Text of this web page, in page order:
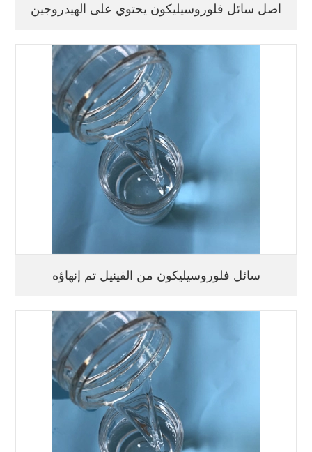
اصل سائل فلوروسيليكون يحتوي على الهيدروجين
سائل فلوروسيليكون من الفينيل تم إنهاؤه